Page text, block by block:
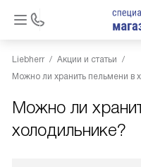
Liebherr
Акции и статьи
Можно ли хранить пельмени в
Можно ли
холодильнике?